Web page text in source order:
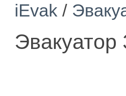
iEvak /
Эвакуатор